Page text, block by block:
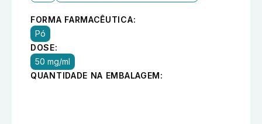
FORMA FARMACÊUTICA:
Pó
DOSE:
50 mg/ml
QUANTIDADE NA EMBALAGEM: